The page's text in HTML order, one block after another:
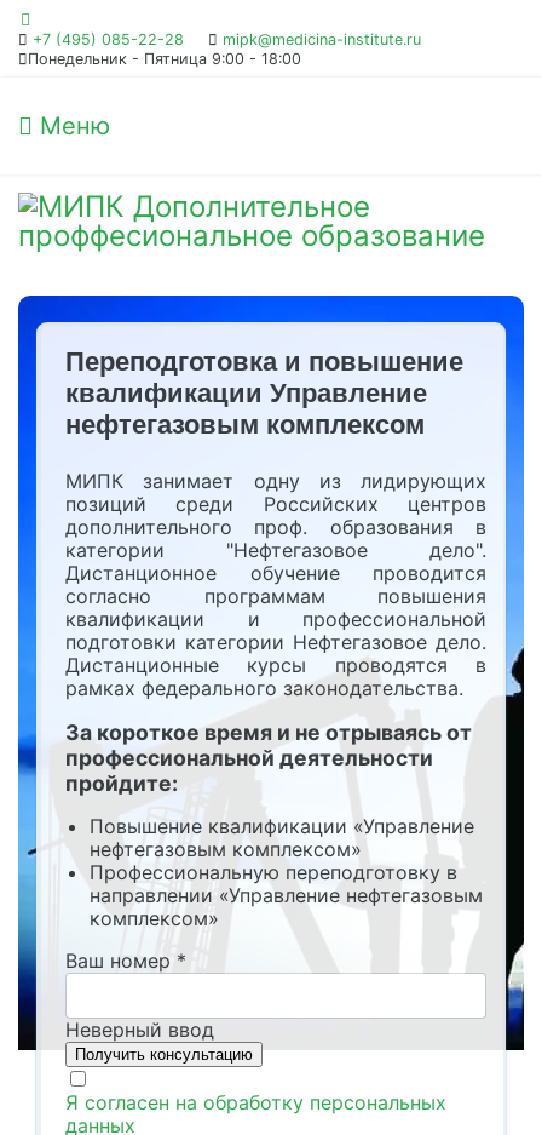
+7 (495) 085-22-28
mipk@medicina-institute.ru
Понедельник - Пятница 9:00 - 18:00
Меню
Переподготовка и повышение
квалификации Управление
нефтегазовым комплексом
МИПК занимает одну из лидирующих
позиций среди Российских центров
дополнительного проф. образования в
категории "Нефтегазовое дело".
Дистанционное обучение проводится
согласно программам повышения
квалификации и профессиональной
подготовки категории Нефтегазовое дело.
Дистанционные курсы проводятся в
рамках федерального законодательства.
За короткое время и не отрываясь от
профессиональной деятельности
пройдите:
Повышение квалификации «Управление
нефтегазовым комплексом»
Профессиональную переподготовку в
направлении «Управление нефтегазовым
комплексом»
Ваш номер *
Неверный ввод
Я согласен на обработку персональных
данных